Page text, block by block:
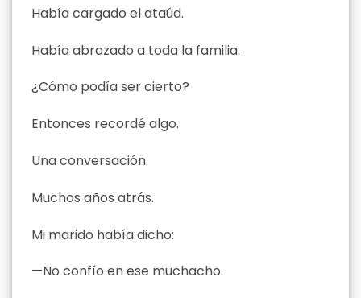
Había cargado el ataúd.
Había abrazado a toda la familia.
¿Cómo podía ser cierto?
Entonces recordé algo.
Una conversación.
Muchos años atrás.
Mi marido había dicho:
—No confío en ese muchacho.